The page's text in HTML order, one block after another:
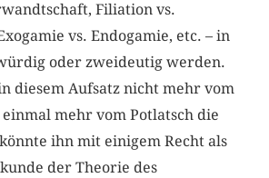
Filiation vs.
vs. Endogamie, etc. – in
oder zweideutig werden.
diesem Aufsatz nicht mehr vom
mehr vom Potlatsch die
ihn mit einigem Recht als
der Theorie des